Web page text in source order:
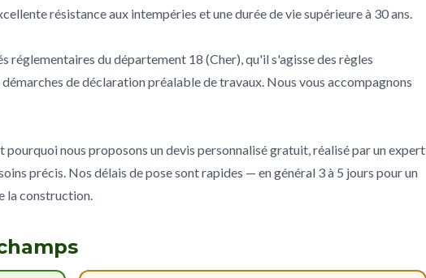
résistance aux intempéries et une durée de vie supérieure à 30 ans.
du département 18 (Cher), qu'il s'agisse des règles
de déclaration préalable de travaux. Nous vous accompagnons
nous proposons un devis personnalisé gratuit, réalisé par un expert
précis. Nos délais de pose sont rapides — en général 3 à 5 jours pour un
la construction.